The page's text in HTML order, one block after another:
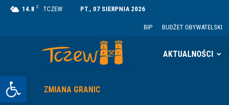
Otwórz pasek narzędzi
14.8 C TCZEW PT., 07 SIERPNIA 2026
BIP BUDŻET OBYWATELSKI
AKTUALNOŚCI
ZMIANA GRANIC